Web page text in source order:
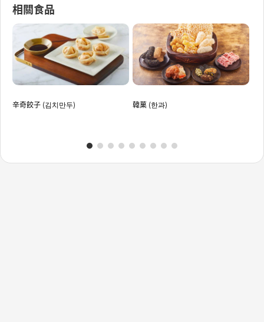
相關食品
辛奇餃子 (김치만두) 韓菓 (한과)